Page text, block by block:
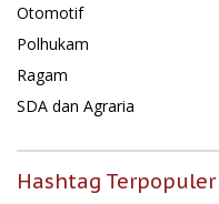
Otomotif
Polhukam
Ragam
SDA dan Agraria
Hashtag Terpopuler